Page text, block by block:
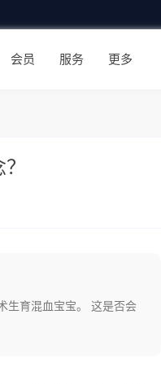
会员 服务 更多
生育混血宝宝。 这是否会